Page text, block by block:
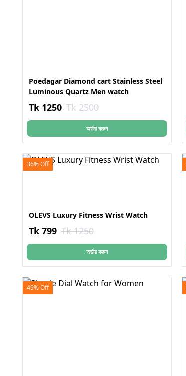
Poedagar Diamond cart Stainless Steel
Luminous Quartz Men watch
Tk 1250 Tk 2500
অর্ডার করুন
36% Off
OLEVS Luxury Fitness Wrist Watch
Tk 799 Tk 1250
অর্ডার করুন
49% Off